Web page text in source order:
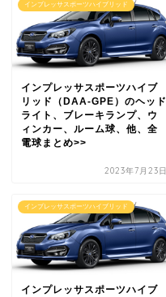
インプレッサスポーツハイブリッド
インプレッサスポーツハイブ
リッド（DAA-GPE）のヘッド
ライト、ブレーキランプ、ウ
ィンカー、ルーム球、他、全
電球まとめ>>
2023年7月23日
インプレッサスポーツハイブリッド
インプレッサスポーツハイブ